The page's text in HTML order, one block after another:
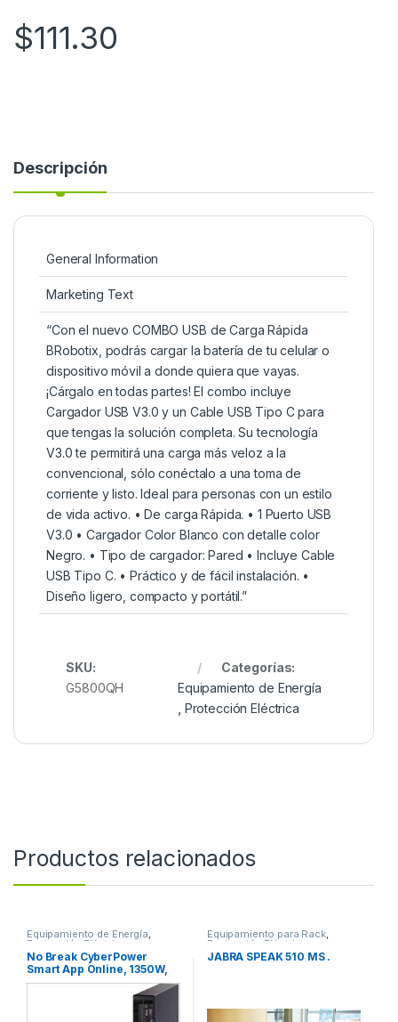
$111.30
Descripción
General Information
Marketing Text
“Con el nuevo COMBO USB de Carga Rápida
BRobotix, podrás cargar la batería de tu celular o
dispositivo móvil a donde quiera que vayas.
¡Cárgalo en todas partes! El combo incluye
Cargador USB V3.0 y un Cable USB Tipo C para
que tengas la solución completa. Su tecnología
V3.0 te permitirá una carga más veloz a la
convencional, sólo conéctalo a una toma de
corriente y listo. Ideal para personas con un estilo
de vida activo. • De carga Rápida. • 1 Puerto USB
V3.0 • Cargador Color Blanco con detalle color
Negro. • Tipo de cargador: Pared • Incluye Cable
USB Tipo C. • Práctico y de fácil instalación. •
Diseño ligero, compacto y portátil.”
SKU:
G5800QH
Categorías:
Equipamiento de Energía
, Protección Eléctrica
Productos relacionados
Equipamiento de Energía,
Protección Eléctrica
No Break CyberPower
Smart App Online, 1350W,
1500VA, Entrada 100-125V,
1500VA/1350W LCD ONLINE
Equipamiento para Rack,
Protección Eléctrica
JABRA SPEAK 510 MS .